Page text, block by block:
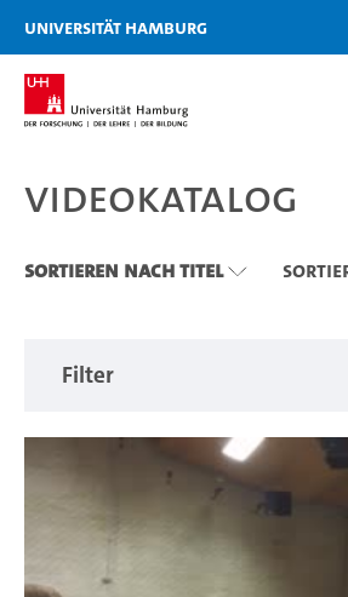
Zu den Filtern
Zur Metanavigation
Zur Hauptnavigation
Zur Suche
Zum Inhalt
Zum Seitenfuss
Universität Hamburg
Videokatalog
Videokatalog
Sortieren nach Titel
Filter